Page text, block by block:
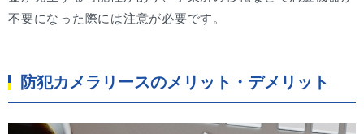
不要になった際には注意が必要です。
防犯カメラリースのメリット・デメリット